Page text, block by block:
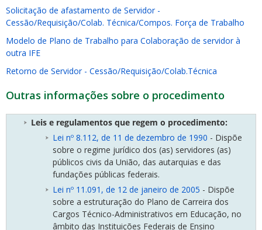
Solicitação de afastamento de Servidor -
Cessão/Requisição/Colab. Técnica/Compos. Força de Trabalho
Modelo de Plano de Trabalho para Colaboração de servidor à
outra IFE
Retorno de Servidor - Cessão/Requisição/Colab.Técnica
Outras informações sobre o procedimento
Leis e regulamentos que regem o procedimento:
Lei nº 8.112, de 11 de dezembro de 1990 - Dispõe
sobre o regime jurídico dos (as) servidores (as)
públicos civis da União, das autarquias e das
fundações públicas federais.
Lei nº 11.091, de 12 de janeiro de 2005 - Dispõe
sobre a estruturação do Plano de Carreira dos
Cargos Técnico-Administrativos em Educação, no
âmbito das Instituições Federais de Ensino